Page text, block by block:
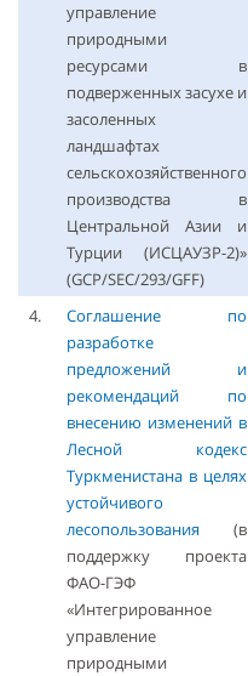
управление
природными
ресурсами в
подверженных засухе и
засоленных
ландшафтах
сельскохозяйственного
производства в
Центральной Азии и
Турции (ИСЦАУЗР-2)»
(GCP/SEC/293/GFF)
4.
Соглашение по
разработке
предложений и
рекомендаций по
внесению изменений в
Лесной кодекс
Туркменистана в целях
устойчивого
лесопользования(в
поддержку проекта
ФАО-ГЭФ
«Интегрированное
управление
природными